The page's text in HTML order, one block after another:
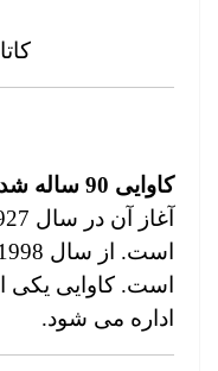
کاتالوگ 2018
کاوایی 90 ساله شد!
است. کاوایی یکی
اداره می شود.